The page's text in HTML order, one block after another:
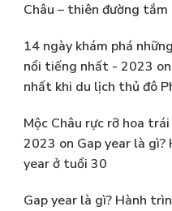
Châu – thiên đường tắm
14 ngày khám phá
nổi tiếng nhất - 2023 on
nhất khi du lịch thủ đô
Mộc Châu rực rỡ hoa
2023 on Gap year là
year ở tuổi 30
Gap year là gì? Hành